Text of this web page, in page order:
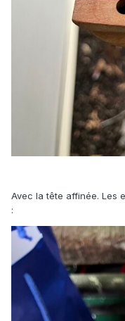
Avec la tête affinée. Les
: